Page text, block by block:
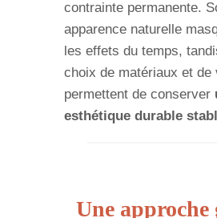
contrainte permanente.
apparence naturelle
les effets du temps,
choix de matériaux et de
permettent de conserver
esthétique durable
Une approche